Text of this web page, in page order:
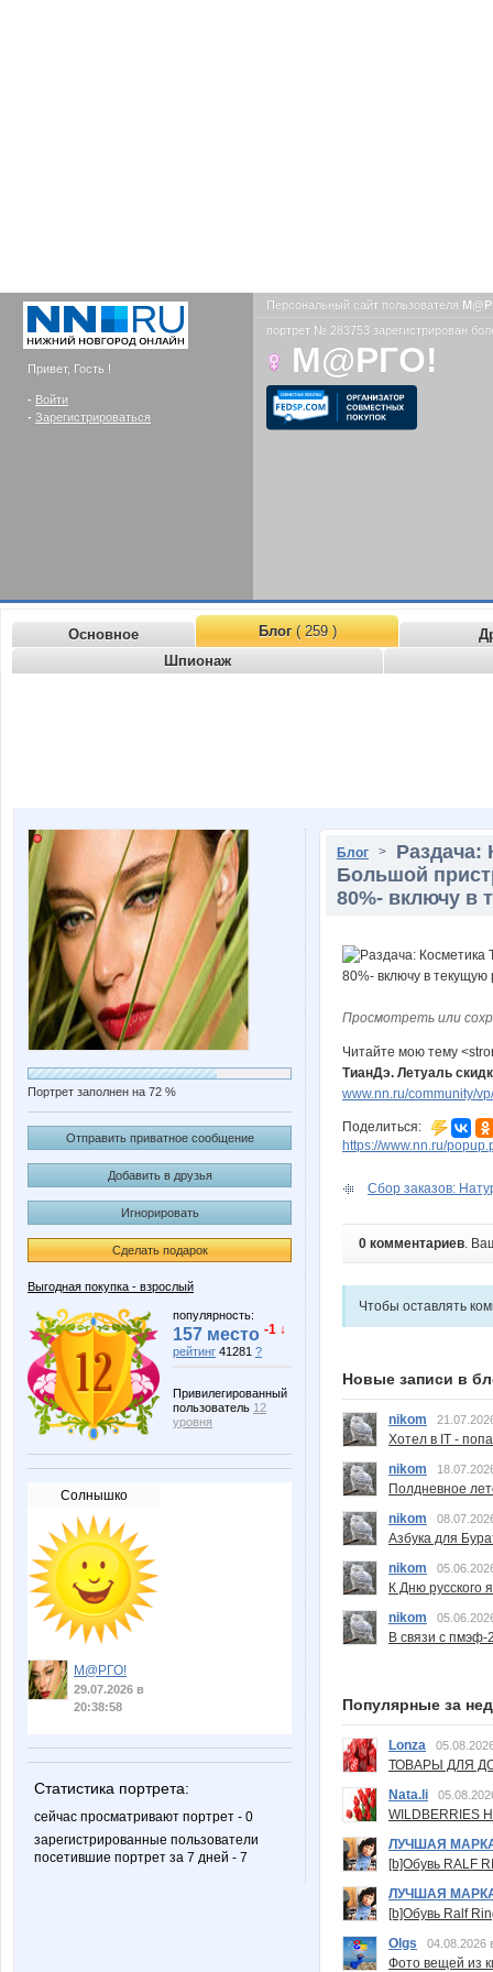
Привет, Гость !
- Войти
- Зарегистрироваться
Персональный сайт пользователя
портрет № 283753 зарегистрирован
М@РГО!
Основное Блог( 259 )
Шпионаж
Портрет заполнен на 72 %
Отправить приватное сообщение
Добавить в друзья
Игнорировать
Сделать подарок
Выгодная покупка - взрослый
популярность:
157 место -1 ↓
рейтинг 41281 ?
Привилегированный
пользователь 12
уровня
Солнышко
М@РГО!
29.07.2026 в
20:38:58
Статистика портрета:
сейчас просматривают портрет - 0
зарегистрированные пользователи
посетившие портрет за 7 дней - 7
Блог > Раздача:
Большой
80%- включу в
Просмотреть или
Читайте мою тему
ТианДэ. Летуаль
www.nn.ru/community/
Поделиться:
https://www.nn.ru/
Сбор заказов:
0 комментариев.
Чтобы оставлять
Новые записи в
nikom
Хотел в IT -
nikom
Полдневное
nikom
Азбука для
nikom
К Дню русского
nikom
В связи с пмэф-
Популярные за
Lonza
ТОВАРЫ ДЛЯ
Nata.li
ЛУЧШАЯ
[b]Обувь RALF
ЛУЧШАЯ
[b]Обувь Ralf
Olgs
04.08.2026
Фото вещей из